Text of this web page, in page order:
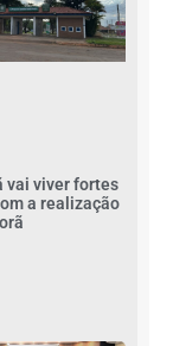
vai viver fortes
a realização